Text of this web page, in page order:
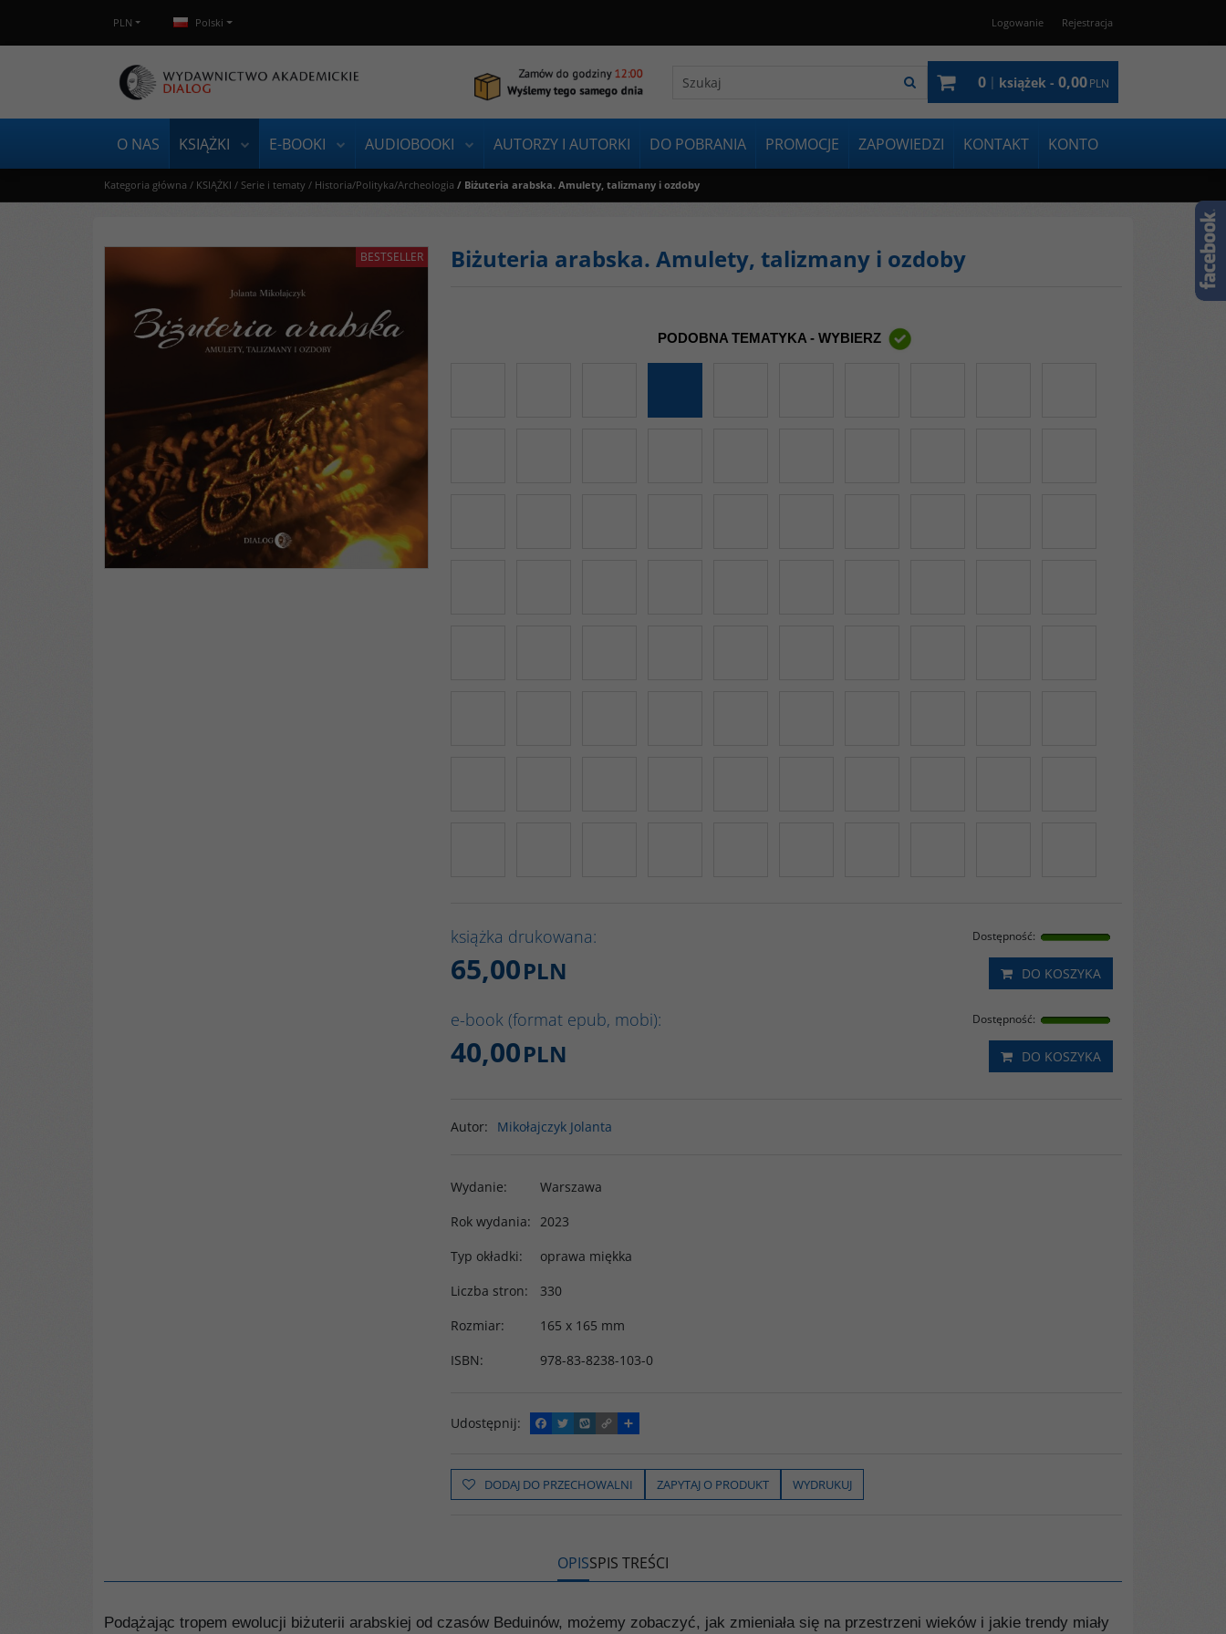
PLN Polski Logowanie Rejestracja
0 | książek - 0,00PLN
O NAS KSIĄŻKI E-BOOKI AUDIOBOOKI AUTORZY I AUTORKI DO POBRANIA PROMOCJE ZAPOWIEDZI KONTAKT KONTO
Kategoria główna / KSIĄŻKI / Serie i tematy / Historia/Polityka/Archeologia / Biżuteria arabska. Amulety, talizmany i ozdoby
BESTSELLER Biżuteria arabska. Amulety, talizmany i ozdoby
PODOBNA TEMATYKA - WYBIERZ
książka drukowana: Dostępność:
65,00PLN DO KOSZYKA
e-book (format epub, mobi): Dostępność:
40,00PLN DO KOSZYKA
Autor: Mikołajczyk Jolanta
Wydanie:
Warszawa
Rok wydania: 2023
Typ okładki:
oprawa miękka
Liczba stron:
330
Rozmiar:
165 x 165 mm
ISBN: 978-83-8238-103-0
Udostępnij:
F
a
e
b
o
T
w
t
t
e
W
y
o
p
C
o
y
L
i
P
o
z
i
e
ę
DODAJ DO PRZECHOWALNI ZAPYTAJ O PRODUKT WYDRUKUJ
OPISSPIS TREŚCI
Podążając tropem ewolucji biżuterii arabskiej od czasów Beduinów, możemy zobaczyć, jak zmieniała się na przestrzeni wieków i jakie trendy miały